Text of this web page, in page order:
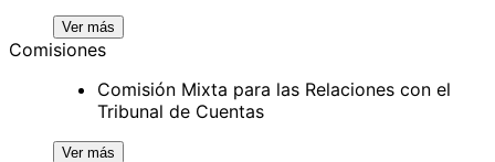
Ver más
Comisiones
Comisión Mixta para las Relaciones con el
Tribunal de Cuentas
Ver más